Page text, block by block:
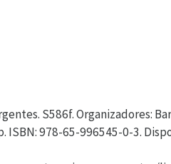
doi.org/10.1186/s12985-022-01902-2]. 18. Organização Pan-Americana da Saúde Módulos de Princípios de Epidemiologia para o Controle de Enfermidades (OPAN/OMS). Influenza, SARS-CoV-2, RSV and other Respiratory Viroses. [acesso em: 10 set]. 2023]. Disponível em: [https://www.paho.org/en/topics/influenza-sars-cov-2-rsvand-other-respiratory-viruses]. 19. Barrero CAB, Beam KS, Bernardini LB, Ramos EGC, Davenport PE, et al. COVID-19: neonatal–perinatal perspectives. J Perinatol. 2021; 41: 940–951. Disponível em: [https://doi.org/10.1038/s41372-020-00874-x]. 20. Harapan H, Itoh N, Yufika A, Winardi W, et al. Coronavirus disease 2019 (COVID-19): A literature review. J Infect Public Health. 2020 May; 13(5): 667-673. Disponível em: [https://doi.org/10.1016/j.jiph.2020.03.019]. 21. Haghani M, Bliemer MCJ, Goerlandt F, Li J. The scientific literature on Coronaviruses, COVID-19 and its associated safety-related research dimensions: A scientometric analysis and scoping review. Saf Sci. 2020 Sep; 129: 104806. Disponível em: [https://doi.org/10.1016/j.ssci.2020.104806]. 22. Painel Coronavírus. [acesso em: set 2025]. Disponível em: [https://covid.saude.gov.br/]. 23. Pal M, Berhanu G, Desalegn C, KandI V. Severe Acute Respiratory Syndrome Coronavirus-2 (SARS-CoV-2): An Update. Cureus. 2020 Mar 26; 12(3): e7423. Disponível em: [https://doi.org/10.7759/cureus.7423]. 24. Hognon C, Bignon E, Monari A, Marazzi M, Garcia IC. Revealing the Molecular Interactions between Human ACE2 and the Receptor Binding Domain of the SARS-CoV-2 Wild-Type, Alpha and Delta Variants. Int J Mol Sci. 2023; 24: 2517. Disponível em: [https://doi.org/10.3390/ijms24032517]. 25. Belouzard S, Millet JK, Licitra BN, Whittaker GR. Mechanisms of Coronavirus Cell Entry Mediated by the Viral Spike Protein. Viruses. 2012; 4: 1011-1033. Disponível em: [https://doi.org/10.3390/v4061011]. 26. Dhama K, Khan S, Tiwari R, Sircar S, et al. Coronavirus Disease 2019-COVID-19. Clin Microbiol Rev. 2020 Jun 24; 33(4):